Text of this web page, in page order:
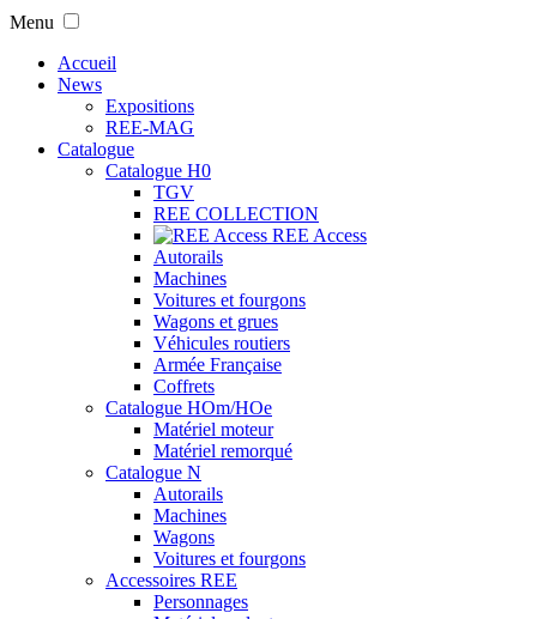
Menu
Accueil
News
Expositions
REE-MAG
Catalogue
Catalogue H0
TGV
REE COLLECTION
REE Access
Autorails
Machines
Voitures et fourgons
Wagons et grues
Véhicules routiers
Armée Française
Coffrets
Catalogue HOm/HOe
Matériel moteur
Matériel remorqué
Catalogue N
Autorails
Machines
Wagons
Voitures et fourgons
Accessoires REE
Personnages